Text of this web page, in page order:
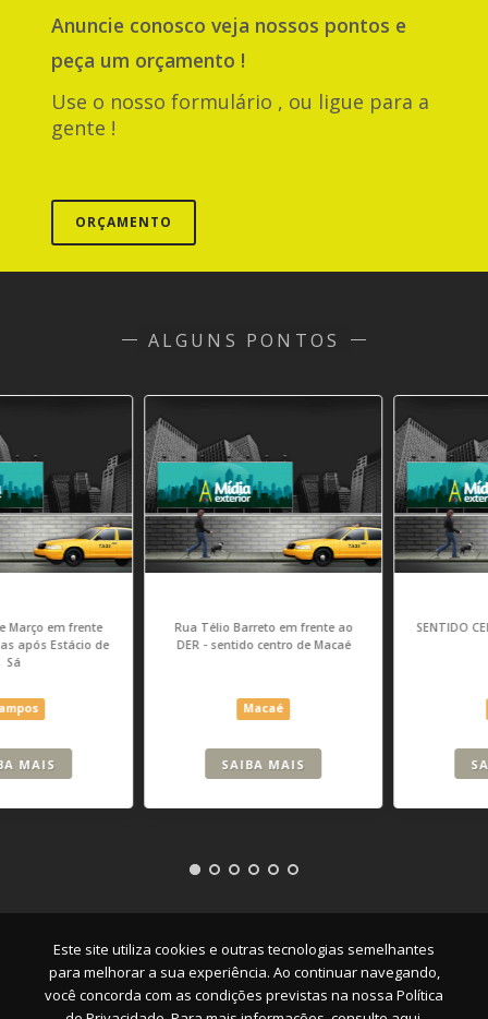
Este site utiliza cookies e outras tecnologias semelhantes
para melhorar a sua experiência. Ao continuar navegando,
você concorda com as condições previstas na nossa Política
Anuncie conosco veja nossos pontos e
peça um orçamento !
Use o nosso formulário , ou ligue para a
gente !
ORÇAMENTO
ALGUNS PONTOS
de
Rua Télio Barreto em frente ao
DER - sentido centro de Macaé
SAIBA MAIS
SENTIDO CENTRO /
SAIBA MAIS
Empresa|Serviços|Pontos|Contato